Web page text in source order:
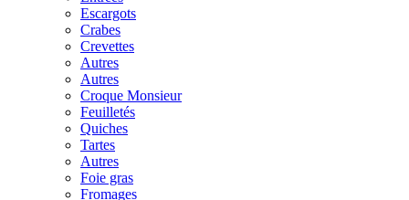
Escargots
Crabes
Crevettes
Autres
Autres
Croque Monsieur
Feuilletés
Quiches
Tartes
Autres
Foie gras
Fromages